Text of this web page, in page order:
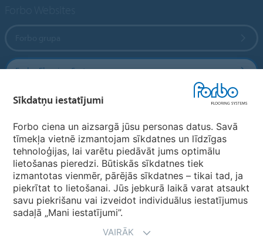
Forbo Flooring Systems
Forbo Movement Systems
Valstu mājas lapas
Izvēlēties valsti
Sīkdatņu iestatījumi
Forbo ciena un aizsargā jūsu personas datus. Savā
tīmekļa vietnē izmantojam sīkdatnes un līdzīgas
tehnoloģijas, lai varētu piedāvāt jums optimālu
lietošanas pieredzi. Būtiskās sīkdatnes tiek
izmantotas vienmēr, pārējās sīkdatnes – tikai tad, ja
piekrītat to lietošanai. Jūs jebkurā laikā varat atsaukt
savu piekrišanu vai izveidot individuālus iestatījumus
sadaļā „Mani iestatījumi”.
VAIRĀK